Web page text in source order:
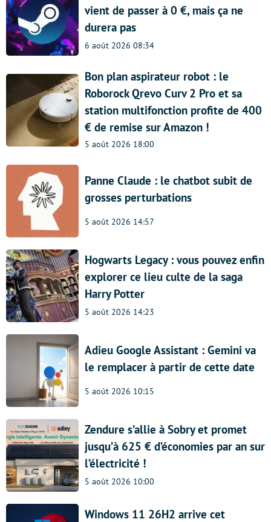
vient de passer à 0 €, mais ça ne
durera pas
6 août 2026 08:34
Bon plan aspirateur robot : le
Roborock Qrevo Curv 2 Pro et sa
station multifonction profite de 400
€ de remise sur Amazon !
5 août 2026 18:00
Panne Claude : le chatbot subit de
grosses perturbations
5 août 2026 14:57
Hogwarts Legacy : vous pouvez enfin
explorer ce lieu culte de la saga
Harry Potter
5 août 2026 14:23
Adieu Google Assistant : Gemini va
le remplacer à partir de cette date
5 août 2026 10:15
Zendure s’allie à Sobry et promet
jusqu’à 625 € d’économies par an sur
l’électricité !
5 août 2026 10:00
Windows 11 26H2 arrive cet